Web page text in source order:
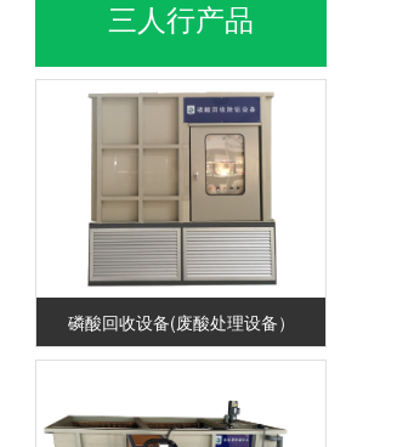
三人行产品
磷酸回收设备(废酸处理设备）